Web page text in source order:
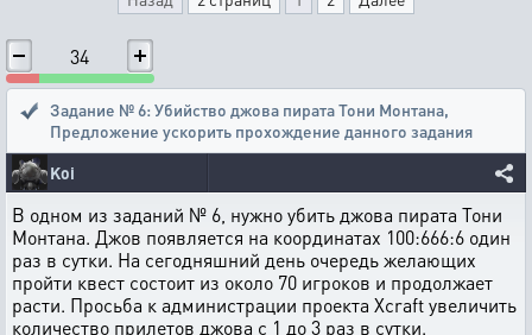
34
Задание № 6: Убийство джова пирата Тони Монтана,
Предложение ускорить прохождение данного задания
Koi
В одном из заданий № 6, нужно убить джова пирата Тони
Монтана. Джов появляется на координатах 100:666:6 один
раз в сутки. На сегодняшний день очередь желающих
пройти квест состоит из около 70 игроков и продолжает
расти. Просьба к администрации проекта Xcraft увеличить
количество прилетов джова с 1 до 3 раз в сутки.